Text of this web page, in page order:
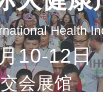
Health
10-12日
会展馆